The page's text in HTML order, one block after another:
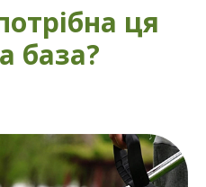
ця
база?